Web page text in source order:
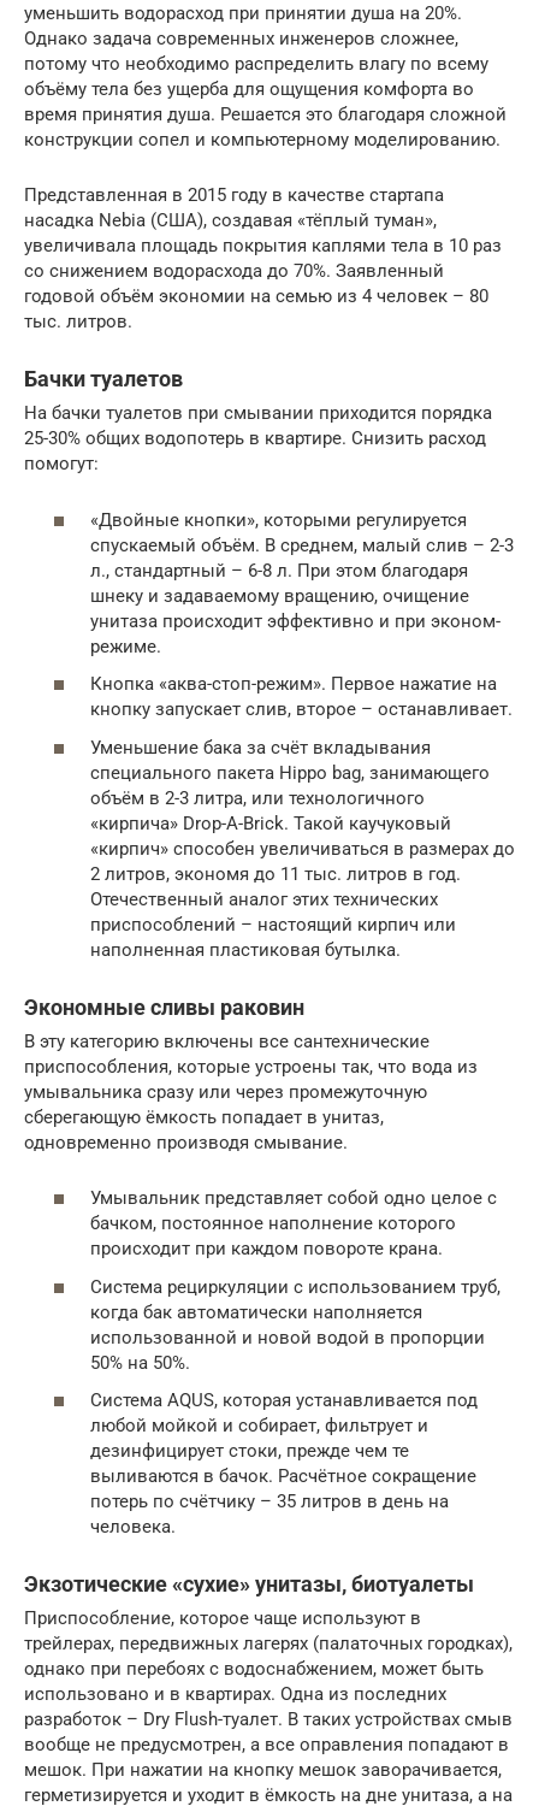
уменьшить водорасход при принятии душа на 20%.
Однако задача современных инженеров сложнее,
потому что необходимо распределить влагу по всему
объёму тела без ущерба для ощущения комфорта во
время принятия душа. Решается это благодаря сложной
конструкции сопел и компьютерному моделированию.
Представленная в 2015 году в качестве стартапа
насадка Nebia (США), создавая «тёплый туман»,
увеличивала площадь покрытия каплями тела в 10 раз
со снижением водорасхода до 70%. Заявленный
годовой объём экономии на семью из 4 человек – 80
тыс. литров.
Бачки туалетов
На бачки туалетов при смывании приходится порядка
25-30% общих водопотерь в квартире. Снизить расход
помогут:
«Двойные кнопки», которыми регулируется
спускаемый объём. В среднем, малый слив – 2-3
л., стандартный – 6-8 л. При этом благодаря
шнеку и задаваемому вращению, очищение
унитаза происходит эффективно и при эконом-
режиме.
Кнопка «аква-стоп-режим». Первое нажатие на
кнопку запускает слив, второе – останавливает.
Уменьшение бака за счёт вкладывания
специального пакета Hippo bag, занимающего
объём в 2-3 литра, или технологичного
«кирпича» Drop-A-Brick. Такой каучуковый
«кирпич» способен увеличиваться в размерах до
2 литров, экономя до 11 тыс. литров в год.
Отечественный аналог этих технических
приспособлений – настоящий кирпич или
наполненная пластиковая бутылка.
Экономные сливы раковин
В эту категорию включены все сантехнические
приспособления, которые устроены так, что вода из
умывальника сразу или через промежуточную
сберегающую ёмкость попадает в унитаз,
одновременно производя смывание.
Умывальник представляет собой одно целое с
бачком, постоянное наполнение которого
происходит при каждом повороте крана.
Система рециркуляции с использованием труб,
когда бак автоматически наполняется
использованной и новой водой в пропорции
50% на 50%.
Система AQUS, которая устанавливается под
любой мойкой и собирает, фильтрует и
дезинфицирует стоки, прежде чем те
выливаются в бачок. Расчётное сокращение
потерь по счётчику – 35 литров в день на
человека.
Экзотические «сухие» унитазы, биотуалеты
Приспособление, которое чаще используют в
трейлерах, передвижных лагерях (палаточных городках),
однако при перебоях с водоснабжением, может быть
использовано и в квартирах. Одна из последних
разработок – Dry Flush-туалет. В таких устройствах смыв
вообще не предусмотрен, а все оправления попадают в
мешок. При нажатии на кнопку мешок заворачивается,
герметизируется и уходит в ёмкость на дне унитаза, а на